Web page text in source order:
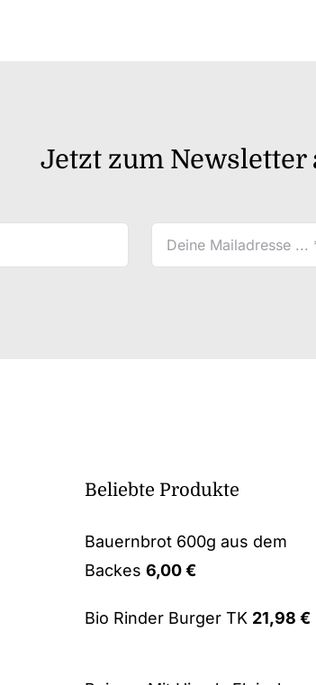
Jetzt zum Newsletter
Beliebte Produkte
Bauernbrot 600g aus dem
Backes 6,00€
Bio Rinder Burger TK 21,98€